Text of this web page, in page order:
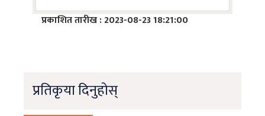
प्रकाशित तारीख : 2023-08-23 18:21:00
प्रतिकृया दिनुहोस्